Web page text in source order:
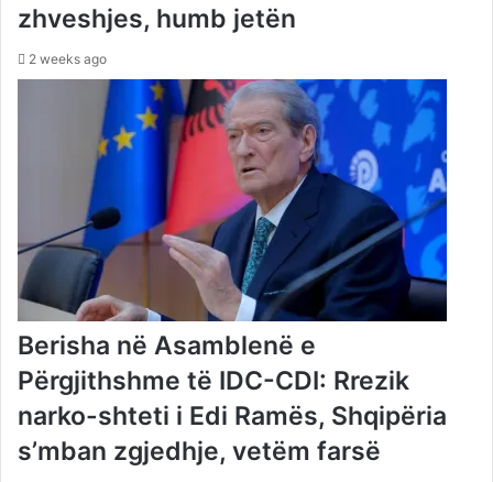
zhveshjes, humb jetën
2 weeks ago
Berisha në Asamblenë e
Përgjithshme të IDC-CDI: Rrezik
narko-shteti i Edi Ramës, Shqipëria
s’mban zgjedhje, vetëm farsë